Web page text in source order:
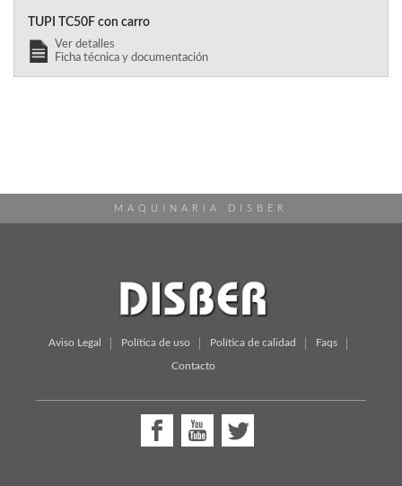
TUPI TC50F con carro
Ver detalles
Ficha técnica y documentación
MAQUINARIA DISBER
Aviso Legal Política de uso Política de calidad Faqs
Contacto